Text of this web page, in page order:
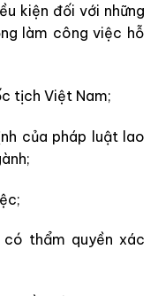
kiện đối với những
làm công việc hỗ
tịch Việt Nam;
của pháp luật lao
thẩm quyền xác